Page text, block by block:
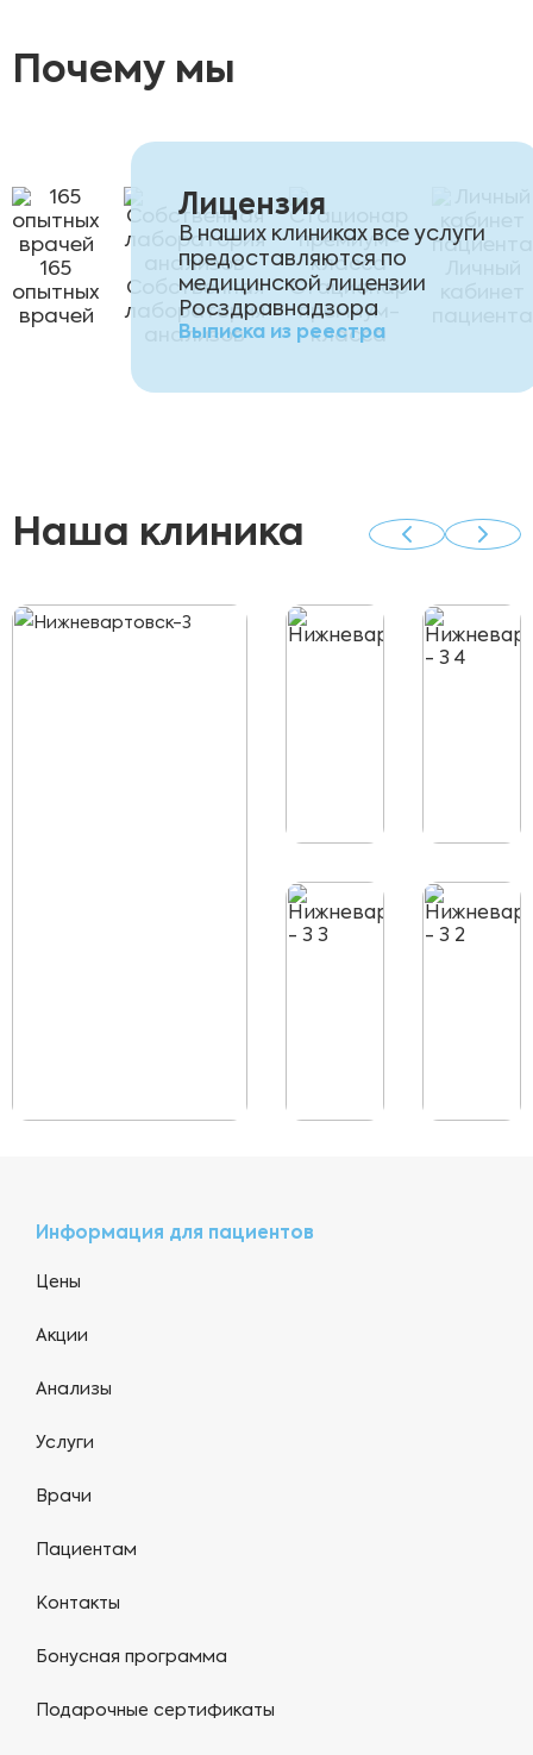
Почему мы
165
опытных
врачей
Собственная
лаборатория
анализов
Стационар
премиум-
класса
Лицензия
В наших клиниках все услуги
предоставляются по
медицинской лицензии
Росздравнадзора
Выписка из реестра
Наша клиника
Информация для пациентов
Цены
Акции
Анализы
Услуги
Врачи
Пациентам
Контакты
Бонусная программа
Подарочные сертификаты